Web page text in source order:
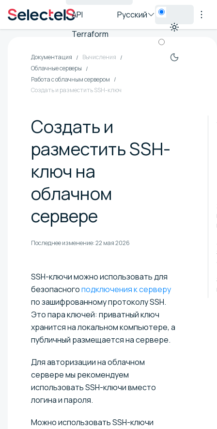
API
Terraform
Русский
Документация
Вычисления
Облачные серверы
Работа с облачным сервером
Создать и разместить SSH-ключ
Создать и
разместить SSH-
ключ на
облачном
сервере
Последнее изменение:22 мая 2026
SSH-ключи можно использовать для
безопасногоподключения к серверу
по зашифрованному протоколу SSH.
Это пара ключей: приватный ключ
хранится на локальном компьютере, а
публичный размещается на сервере.
Для авторизации на облачном
сервере мы рекомендуем
использовать SSH-ключи вместо
логина и пароля.
Можно использовать SSH-ключи